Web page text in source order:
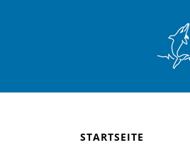
STARTSEITE